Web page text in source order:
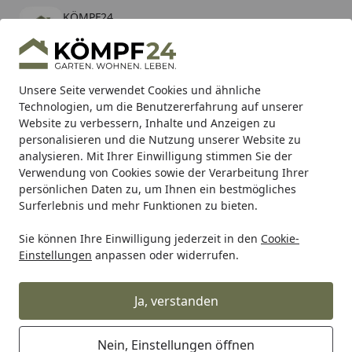
Unsere Seite verwendet Cookies und ähnliche
Technologien, um die Benutzererfahrung auf unserer
Website zu verbessern, Inhalte und Anzeigen zu
personalisieren und die Nutzung unserer Website zu
analysieren. Mit Ihrer Einwilligung stimmen Sie der
Verwendung von Cookies sowie der Verarbeitung Ihrer
persönlichen Daten zu, um Ihnen ein bestmögliches
Surferlebnis und mehr Funktionen zu bieten.
Sie können Ihre Einwilligung jederzeit in den Cookie-
Einstellungen anpassen oder widerrufen.
Ja, verstanden
Nein, Einstellungen öffnen
KÖMPF24
kostenlos - Im App Store
Hotline
Alle Produkte
Mein Konto
Suchen
Karibu Pools inkl. gratis Sandfilteranlage & Pool-
Starterset (Gesamtwert bis 468,99€)
Startseite
Auto & Zweirad Motorradzubehör & Werkzeuge
Supersprox Stahl-Kettenrad 530 46Z